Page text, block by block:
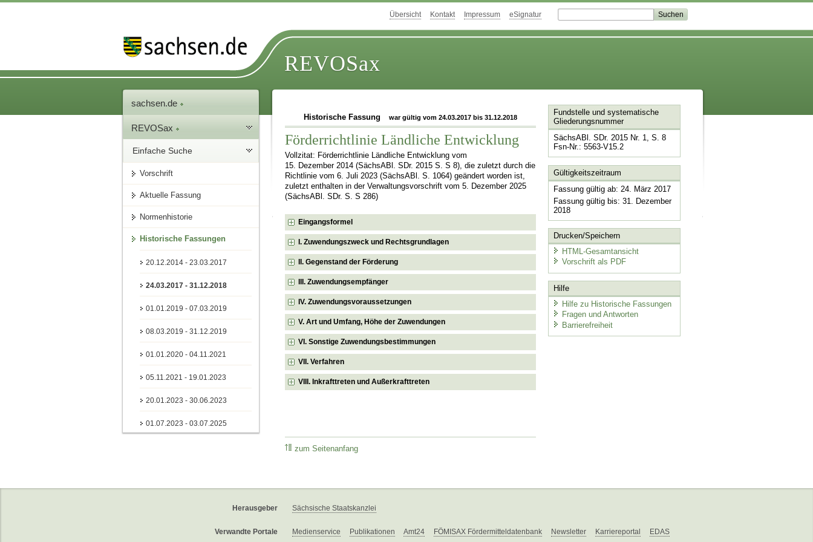
Übersicht Kontakt Impressum eSignatur
REVOSax
sachsen.de
REVOSax
Einfache Suche
Vorschrift
Aktuelle Fassung
Normenhistorie
Historische Fassungen
20.12.2014 - 23.03.2017
24.03.2017 - 31.12.2018
01.01.2019 - 07.03.2019
08.03.2019 - 31.12.2019
01.01.2020 - 04.11.2021
05.11.2021 - 19.01.2023
20.01.2023 - 30.06.2023
01.07.2023 - 03.07.2025
Historische Fassung war gültig vom 24.03.2017 bis 31.12.2018
Förderrichtlinie Ländliche Entwicklung
Vollzitat: Förderrichtlinie Ländliche Entwicklung vom
15. Dezember 2014 (SächsABl. SDr. 2015 S. S 8), die zuletzt durch die
Richtlinie vom 6. Juli 2023 (SächsABl. S. 1064) geändert worden ist,
zuletzt enthalten in der Verwaltungsvorschrift vom 5. Dezember 2025
(SächsABl. SDr. S. S 286)
Eingangsformel
I. Zuwendungszweck und Rechtsgrundlagen
II. Gegenstand der Förderung
III. Zuwendungsempfänger
IV. Zuwendungsvoraussetzungen
V. Art und Umfang, Höhe der Zuwendungen
VI. Sonstige Zuwendungsbestimmungen
VII. Verfahren
VIII. Inkrafttreten und Außerkrafttreten
zum Seitenanfang
Fundstelle und systematische
Gliederungsnummer
SächsABl. SDr. 2015 Nr. 1, S. 8
Fsn-Nr.: 5563-V15.2
Gültigkeitszeitraum
Fassung gültig ab: 24. März 2017
Fassung gültig bis: 31. Dezember
2018
Drucken/Speichern
HTML-Gesamtansicht
Vorschrift als PDF
Hilfe
Hilfe zu Historische Fassungen
Fragen und Antworten
Barrierefreiheit
Herausgeber Sächsische Staatskanzlei
Verwandte Portale Medienservice Publikationen Amt24 FÖMISAX Fördermitteldatenbank Newsletter Karriereportal EDAS